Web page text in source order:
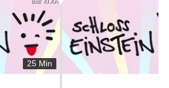
Bild: KI.KA
25 Min